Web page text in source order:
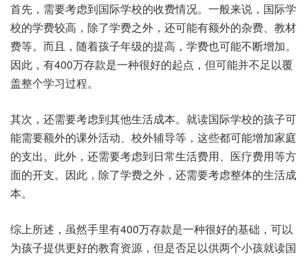
首先，需要考虑到国际学校的收费情况。一般来说，国际学
校的学费较高，除了学费之外，还可能有额外的杂费、教材
费等。而且，随着孩子年级的提高，学费也可能不断增加。
因此，有400万存款是一种很好的起点，但可能并不足以覆
盖整个学习过程。
其次，还需要考虑到其他生活成本。就读国际学校的孩子可
能需要额外的课外活动、校外辅导等，这些都可能增加家庭
的支出。此外，还需要考虑到日常生活费用、医疗费用等方
面的开支。因此，除了学费之外，还需要考虑整体的生活成
本。
综上所述，虽然手里有400万存款是一种很好的基础，可以
为孩子提供更好的教育资源，但是否足以供两个小孩就读国